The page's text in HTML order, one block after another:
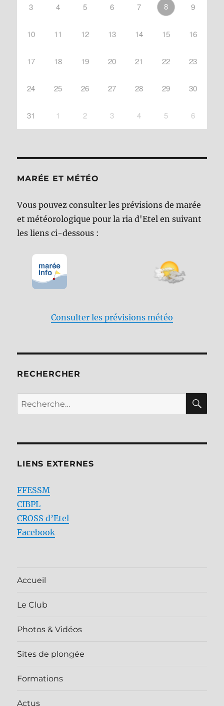
3 4 5 6 7 8 9
10 11 12 13 14 15 16
17 18 19 20 21 22 23
24 25 26 27 28 29 30
31 1 2 3 4 5 6
MARÉE ET MÉTÉO
Vous pouvez consulter les prévisions de marée
et météorologique pour la ria d'Etel en suivant
les liens ci-dessous :
Consulter les prévisions météo
RECHERCHER
Recherche
pour :
LIENS EXTERNES
FFESSM
CIBPL
CROSS d’Etel
Facebook
Accueil
Le Club
Photos & Vidéos
Sites de plongée
Formations
Actus